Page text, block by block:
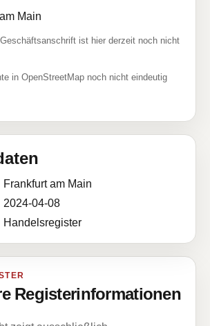
Main
ist hier derzeit noch nicht
in OpenStreetMap noch nicht eindeutig
Frankfurt am Main
2024-04-08
Handelsregister
Registerinformationen